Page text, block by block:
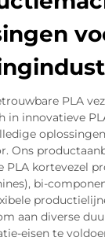
PLA
in innovatieve
Ons
PLA kortevezel
bi-
aan diverse
eisen te